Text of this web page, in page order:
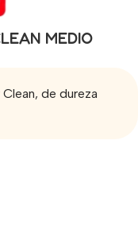
MEDIO
de dureza